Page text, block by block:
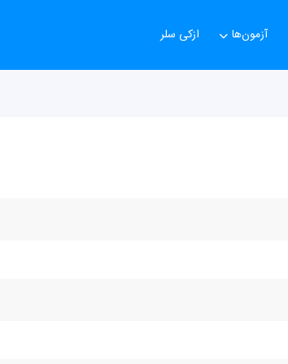
آزمون‌ها ازکی سلر